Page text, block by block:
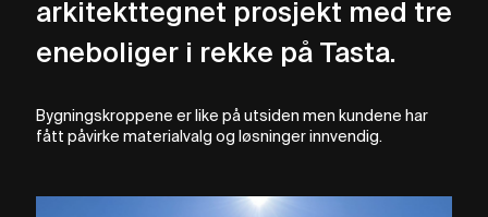
arkitekttegnet prosjekt med tre
eneboliger i rekke på Tasta.
Bygningskroppene er like på utsiden men kundene har
fått påvirke materialvalg og løsninger innvendig.